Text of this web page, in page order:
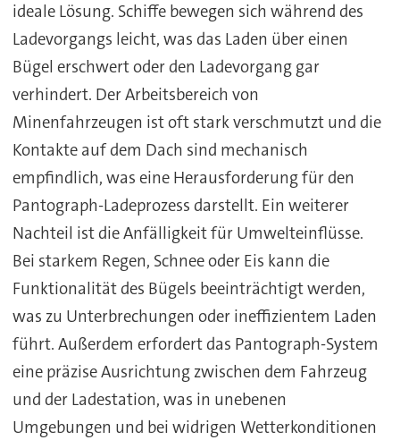
ideale Lösung. Schiffe bewegen sich während des
Ladevorgangs leicht, was das Laden über einen
Bügel erschwert oder den Ladevorgang gar
verhindert. Der Arbeitsbereich von
Minenfahrzeugen ist oft stark verschmutzt und die
Kontakte auf dem Dach sind mechanisch
empfindlich, was eine Herausforderung für den
Pantograph-Ladeprozess darstellt. Ein weiterer
Nachteil ist die Anfälligkeit für Umwelteinflüsse.
Bei starkem Regen, Schnee oder Eis kann die
Funktionalität des Bügels beeinträchtigt werden,
was zu Unterbrechungen oder ineffizientem Laden
führt. Außerdem erfordert das Pantograph-System
eine präzise Ausrichtung zwischen dem Fahrzeug
und der Ladestation, was in unebenen
Umgebungen und bei widrigen Wetterkonditionen